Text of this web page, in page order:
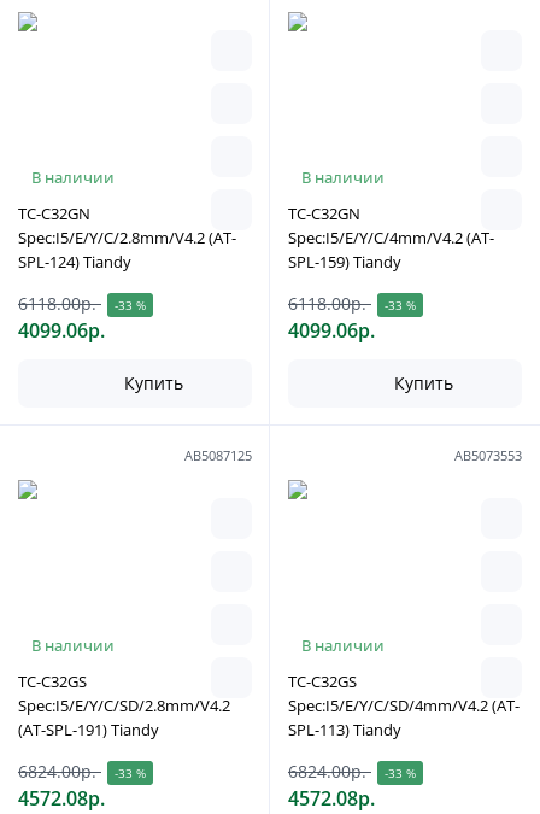
В наличии
TC-C32GN
Spec:I5/E/Y/C/2.8mm/V4.2 (AT-
SPL-124) Tiandy
6118.00р. -33 %
4099.06р.
Купить
В наличии
TC-C32GN
Spec:I5/E/Y/C/4mm/V4.2 (AT-
SPL-159) Tiandy
6118.00р. -33 %
4099.06р.
Купить
АВ5087125
В наличии
TC-C32GS
Spec:I5/E/Y/C/SD/2.8mm/V4.2
(AT-SPL-191) Tiandy
6824.00р. -33 %
4572.08р.
АВ5073553
В наличии
TC-C32GS
Spec:I5/E/Y/C/SD/4mm/V4.2 (AT-
SPL-113) Tiandy
6824.00р. -33 %
4572.08р.